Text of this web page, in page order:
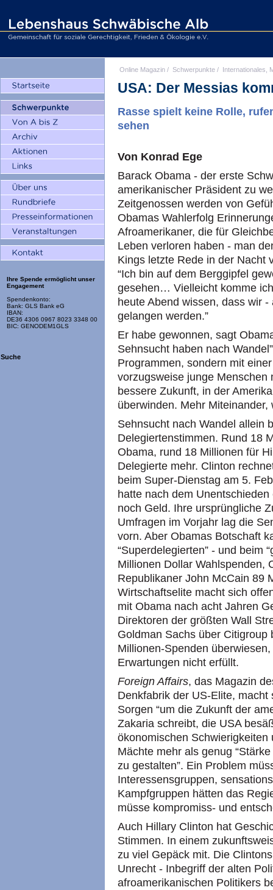
Ihre Spende ermöglicht unser
Engagement
Spendenkonto:
Bank: GLS Bank eG
IBAN:
DE36 4306 0967 8023 3348 00
BIC: GENODEM1GLS
Suche
Online Magazin / Schwerpunkte / Internationales,
USA: Der Messias
Rasse spielt keine Rolle,
sehen
Von Konrad Ege
Barack Obama - der erste
amerikanischer Präsident zu
Zeitgenossen werden von
Obamas Wahlerfolg
Afroamerikaner, die für
Leben verloren haben - man
Kings letzte Rede in der Nacht
“Ich bin auf dem Berggipfel
gesehen… Vielleicht komme
heute Abend wissen, dass wir
gelangen werden.”
Er habe gewonnen, sagt
Sehnsucht haben nach
Programmen, sondern mit
vorzugsweise junge
bessere Zukunft, in der
überwinden. Mehr
Sehnsucht nach Wandel allein
Delegiertenstimmen. Rund 18
Obama, rund 18 Millionen für
Delegierte mehr. Clinton
beim Super-Dienstag am 5.
hatte nach dem
noch Geld. Ihre ursprüngliche
Umfragen im Vorjahr lag die
vorn. Aber Obamas Botschaft
“Superdelegierten” - und beim
Millionen Dollar Wahlspenden,
Republikaner John McCain 89
Wirtschaftselite macht sich
mit Obama nach acht Jahren
Direktoren der größten Wall
Goldman Sachs über
Millionen-Spenden
Erwartungen nicht erfüllt.
Foreign Affairs, das Magazin
Denkfabrik der US-Elite,
Sorgen “um die Zukunft der
Zakaria schreibt, die USA
ökonomischen
Mächte mehr als genug
zu gestalten”. Ein Problem
Interessensgruppen,
Kampfgruppen hätten das
müsse kompromiss- und
Auch Hillary Clinton hat
Stimmen. In einem
zu viel Gepäck mit. Die
Unrecht - Inbegriff der alten
afroamerikanischen Politikers